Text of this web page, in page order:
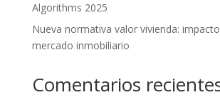
Algorithms 2025
Nueva normativa valor vivienda:
mercado inmobiliario
Comentarios